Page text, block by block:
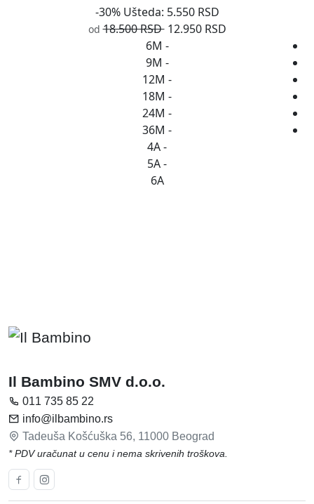
-30% Ušteda: 5.550 RSD
od 18.500 RSD 12.950 RSD
6M -
9M -
12M -
18M -
24M -
36M -
4A-
5A-
6A
Il Bambino SMV d.o.o.
011 735 85 22
info@ilbambino.rs
Tadeuša Košćuška 56, 11000 Beograd
* PDV uračunat u cenu i nema skrivenih troškova.